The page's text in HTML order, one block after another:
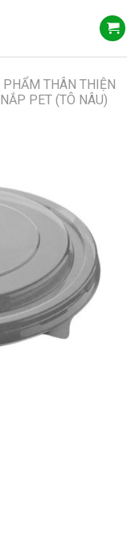
PHẨM THÂN THIỆN
NẮP PET (TÔ NÂU)